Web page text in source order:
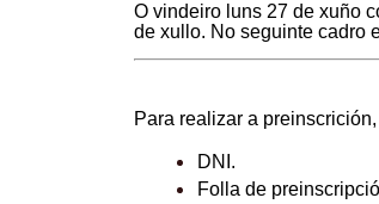
O vindeiro luns 27 de xuño
de xullo. No seguinte cadro
Para realizar a
DNI.
Folla de